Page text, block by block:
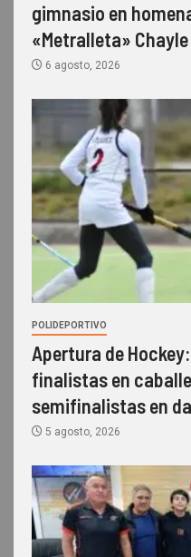
gimnasio en
«Metralleta» Chayle
6 agosto, 2026
POLIDEPORTIVO
Apertura de
finalistas en
semifinalistas en
5 agosto, 2026